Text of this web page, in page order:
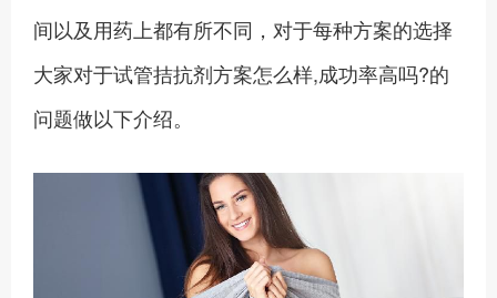
间以及用药上都有所不同，对于每种方案的选择
大家对于试管拮抗剂方案怎么样,成功率高吗?的
问题做以下介绍。